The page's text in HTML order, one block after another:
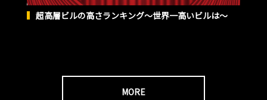
超高層ビルの高さランキング〜世界一高いビルは〜
MORE